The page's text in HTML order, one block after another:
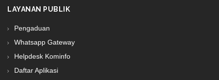
LAYANAN PUBLIK
Pengaduan
Whatsapp Gateway
Helpdesk Kominfo
Daftar Aplikasi